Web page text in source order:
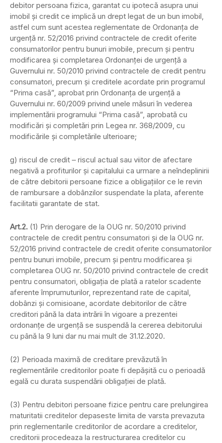
debitor persoana fizica, garantat cu ipotecă asupra unui
imobil şi credit ce implică un drept legat de un bun imobil,
astfel cum sunt acestea reglementate de Ordonanţa de
urgenţă nr. 52/2016 privind contractele de credit oferite
consumatorilor pentru bunuri imobile, precum şi pentru
modificarea şi completarea Ordonanţei de urgenţă a
Guvernului nr. 50/2010 privind contractele de credit pentru
consumatori, precum şi creditele acordate prin programul
“Prima casă”, aprobat prin Ordonanţa de urgenţă a
Guvernului nr. 60/2009 privind unele măsuri în vederea
implementării programului “Prima casă”, aprobată cu
modificări şi completări prin Legea nr. 368/2009, cu
modificările şi completările ulterioare;
g) riscul de credit – riscul actual sau viitor de afectare
negativă a profiturilor şi capitalului ca urmare a neîndeplinirii
de către debitorii persoane fizice a obligaţiilor ce le revin
de rambursare a dobânzilor suspendate la plata, aferente
facilitatii garantate de stat.
Art.2. (1) Prin derogare de la OUG nr. 50/2010 privind
contractele de credit pentru consumatori şi de la OUG nr.
52/2016 privind contractele de credit oferite consumatorilor
pentru bunuri imobile, precum şi pentru modificarea şi
completarea OUG nr. 50/2010 privind contractele de credit
pentru consumatori, obligaţia de plată a ratelor scadente
aferente împrumuturilor, reprezentand rate de capital,
dobânzi şi comisioane, acordate debitorilor de către
creditori până la data intrării în vigoare a prezentei
ordonanţe de urgenţă se suspendă la cererea debitorului
cu până la 9 luni dar nu mai mult de 31.12.2020.
(2) Perioada maximă de creditare prevăzută în
reglementările creditorilor poate fi depăşită cu o perioadă
egală cu durata suspendării obligaţiei de plată.
(3) Pentru debitori persoane fizice pentru care prelungirea
maturitatii creditelor depaseste limita de varsta prevazuta
prin reglementarile creditorilor de acordare a creditelor,
creditorii procedeaza la restructurarea creditelor cu